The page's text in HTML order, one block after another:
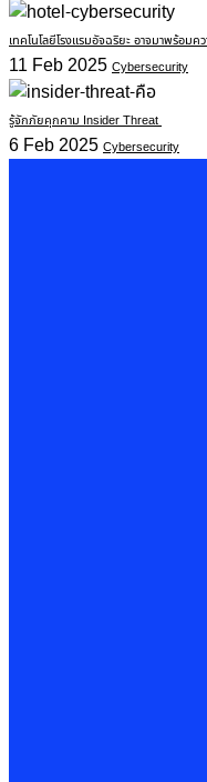
เทคโนโลยีโรงแรมอัจฉริยะ อาจมาพร้อมค
11 Feb 2025 Cybersecurity
รู้จักภัยคุกคาม Insider Threat
6 Feb 2025 Cybersecurity